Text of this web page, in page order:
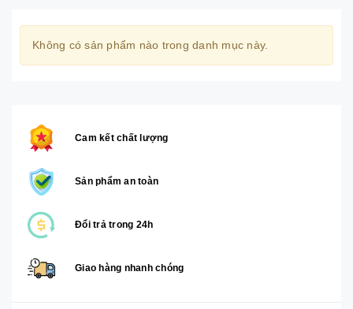
Không có sản phẩm nào trong danh mục này.
Cam kết chất lượng
Sản phẩm an toàn
Đổi trả trong 24h
Giao hàng nhanh chóng